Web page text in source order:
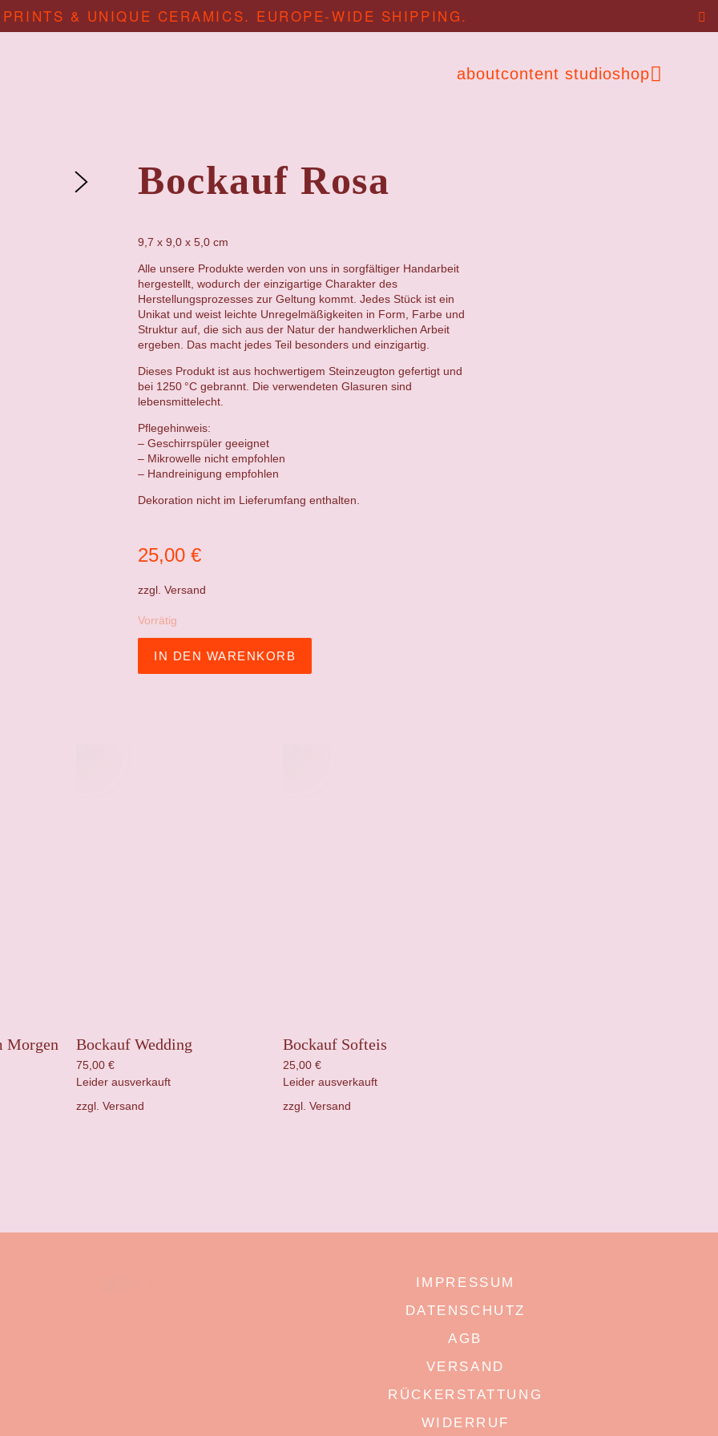
& UNIQUE CERAMICS. EUROPE-WIDE SHIPPING.
aboutcontent studioshop
Bockauf Rosa
zzgl.Versand
25,00€
Vorrätig
IN DEN WARENKORB
9,7 x 9,0 x 5,0 cm
Alle unsere Produkte werden von uns in sorgfältiger Handarbeit
hergestellt, wodurch der einzigartige Charakter des
Herstellungsprozesses zur Geltung kommt. Jedes Stück ist ein
Unikat und weist leichte Unregelmäßigkeiten in Form, Farbe und
Struktur auf, die sich aus der Natur der handwerklichen Arbeit
ergeben. Das macht jedes Teil besonders und einzigartig.
Dieses Produkt ist aus hochwertigem Steinzeugton gefertigt und
bei 1250 °C gebrannt. Die verwendeten Glasuren sind
lebensmittelecht.
Pflegehinweis:
– Geschirrspüler geeignet
– Mikrowelle nicht empfohlen
– Handreinigung empfohlen
Dekoration nicht im Lieferumfang enthalten.
Morgen Bockauf Wedding
75,00 €
Leider ausverkauft
zzgl. Versand
Bockauf Softeis
25,00€
Leider ausverkauft
zzgl.Versand
IMPRESSUM
DATENSCHUTZ
AGB
VERSAND
RÜCKERSTATTUNG
WIDERRUF